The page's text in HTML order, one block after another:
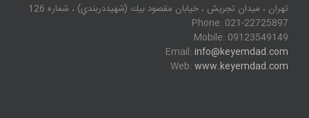
تهران ، ميدان تجريش ، خيابان مقصود بيك (شهيددربندي) ، شماره 126
Phone: 021-22725897
Mobile: 09123549149
Email: info@keyemdad.com
Web: www.keyemdad.com